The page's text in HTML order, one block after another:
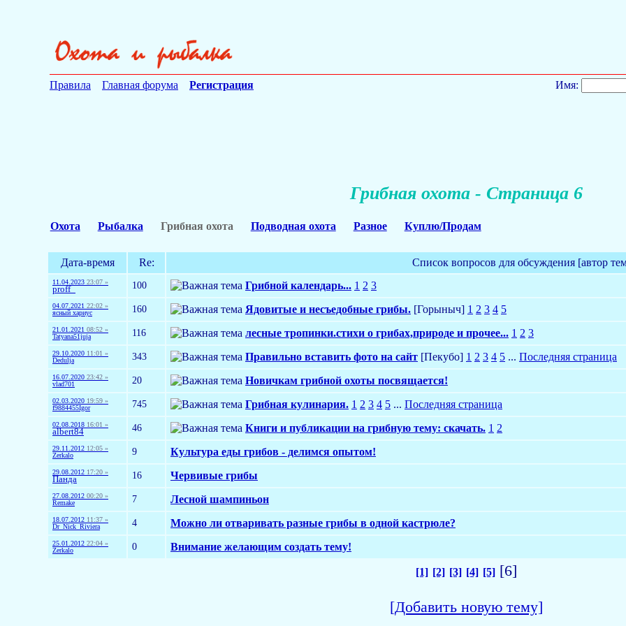
Правила Главная форума Регистрация Имя:
Грибная охота - Страница 6
Охота Рыбалка Грибная охота Подводная охота Разное Куплю/Продам
Дата-время Re: Список вопросов для обсуждения [автор
11.04.2023 23:07 »
proff_ 100 Грибной календарь... 1 2 3
04.07.2021 22:02 »
ясный хариус
160 Ядовитые и несъедобные грибы. [Горыныч] 1 2 3 4 5
21.01.2021 08:52 »
Tatyana51juja
116 лесные тропинки.стихи о грибах,природе и прочее... 1 2 3
29.10.2020 11:01 »
Dedulja
343 Правильно вставить фото на сайт [Пекубо] 1 2 3 4 5 ... Последняя страница
16.07.2020 23:42 »
vlad701
20 Новичкам грибной охоты посвящается!
02.03.2020 19:59 »
f9884455Igor
745 Грибная кулинария. 1 2 3 4 5 ... Последняя страница
02.08.2018 16:01 »
albert84 46 Книги и публикации на грибную тему: скачать. 1 2
29.11.2012 12:05 »
Zerkalo
9 Культура еды грибов - делимся опытом!
29.08.2012 17:20 »
Панда 16 Червивые грибы
27.08.2012 00:20 »
Remake
7 Лесной шампиньон
18.07.2012 11:37 »
Dr_Nick_Riviera
4 Можно ли отваривать разные грибы в одной кастрюле?
25.01.2012 22:04 »
Zerkalo
0 Внимание желающим создать тему!
[1] [2] [3] [4] [5][6]
[Добавить новую тему]